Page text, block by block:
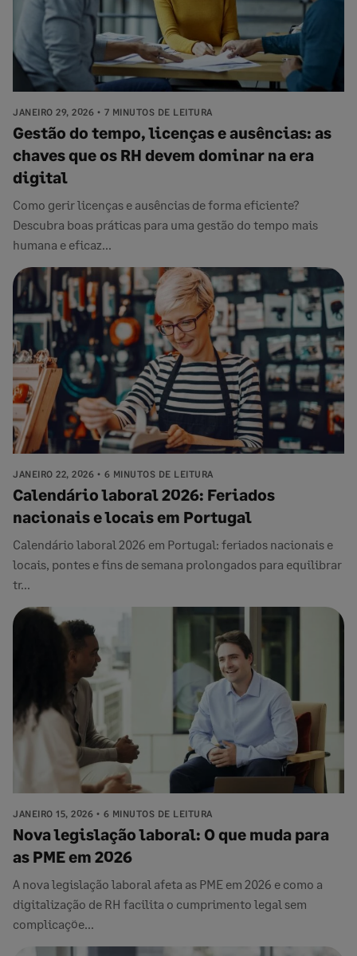
JANEIRO 29, 2026 7 MINUTOS DE LEITURA
Gestão do tempo, licenças e ausências: as
chaves que os RH devem dominar na era
digital
Como gerir licenças e ausências de forma eficiente?
Descubra boas práticas para uma gestão do tempo mais
humana e eficaz...
JANEIRO 22, 2026 6 MINUTOS DE LEITURA
Calendário laboral 2026: Feriados
nacionais e locais em Portugal
Calendário laboral 2026 em Portugal: feriados nacionais e
locais, pontes e fins de semana prolongados para equilibrar
tr...
JANEIRO 15, 2026 6 MINUTOS DE LEITURA
Nova legislação laboral: O que muda para
as PME em 2026
A nova legislação laboral afeta as PME em 2026 e como a
digitalização de RH facilita o cumprimento legal sem
complicaçõe...